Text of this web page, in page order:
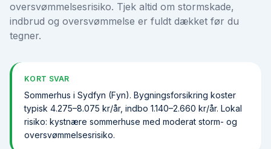
oversvømmelsesrisiko. Tjek altid om stormskade,
indbrud og oversvømmelse er fuldt dækket før du
tegner.
KORT SVAR
Sommerhus i Sydfyn (Fyn). Bygningsforsikring koster
typisk 4.275–8.075 kr/år, indbo 1.140–2.660 kr/år. Lokal
risiko: kystnære sommerhuse med moderat storm- og
oversvømmelsesrisiko.